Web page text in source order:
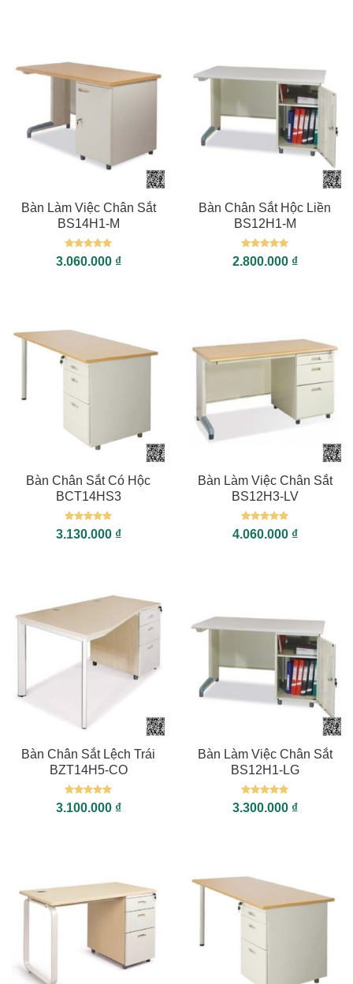
Bàn Làm Việc Chân Sắt
BS14H1-M
Được xếp
hạng55
3.060.000 ₫
Bàn Chân Sắt Hộc Liền
BS12H1-M
Được xếp
hạng55
2.800.000 ₫
Bàn Chân Sắt Có Hộc
BCT14HS3
Được xếp
hạng55
3.130.000 ₫
Bàn Làm Việc Chân Sắt
BS12H3-LV
Được xếp
hạng55
4.060.000 ₫
Bàn Chân Sắt Lệch Trái
BZT14H5-CO
Được xếp
hạng55
3.100.000 ₫
Bàn Làm Việc Chân Sắt
BS12H1-LG
Được xếp
hạng55
3.300.000 ₫